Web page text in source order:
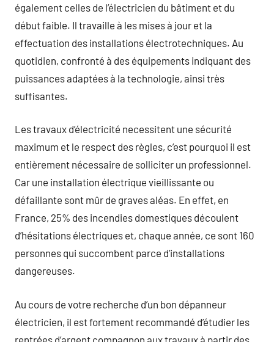
également celles de l’électricien du bâtiment et du
début faible. Il travaille à les mises à jour et la
effectuation des installations électrotechniques. Au
quotidien, confronté à des équipements indiquant des
puissances adaptées à la technologie, ainsi très
suffisantes.
Les travaux d’électricité necessitent une sécurité
maximum et le respect des règles, c’est pourquoi il est
entièrement nécessaire de solliciter un professionnel.
Car une installation électrique vieillissante ou
défaillante sont mûr de graves aléas. En effet, en
France, 25% des incendies domestiques découlent
d’hésitations électriques et, chaque année, ce sont 160
personnes qui succombent parce d’installations
dangereuses.
Au cours de votre recherche d’un bon dépanneur
électricien, il est fortement recommandé d’étudier les
rentrées d’argent compagnon aux travaux à partir des